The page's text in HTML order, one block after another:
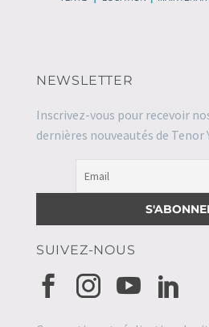
NEWSLETTER
Inscrivez-vous pour recevoir
dernières nouveautés de Tenor
SUIVEZ-NOUS